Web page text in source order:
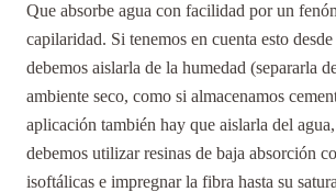
Que absorbe agua con facilidad por un
capilaridad. Si tenemos en cuenta esto
debemos aislarla de la humedad (separarla
ambiente seco, como si almacenamos
aplicación también hay que aislarla del
debemos utilizar resinas de baja absorción
isoftálicas e impregnar la fibra hasta su